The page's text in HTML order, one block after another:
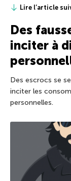
Lire l’article
Des
inciter à
Des escrocs se
inciter les
personnelles.